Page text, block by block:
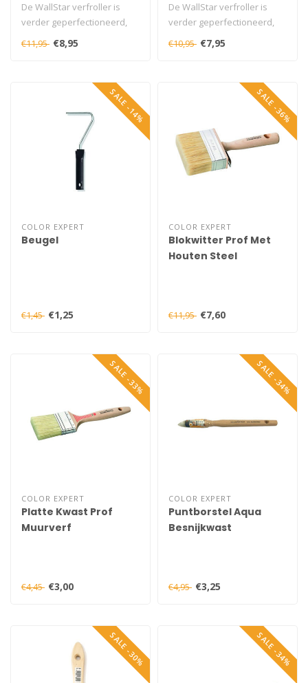
De WallStar verfroller is
verder geperfectioneerd,
zodat doe-het-zelvers ook
op ..
€11,95 €8,95
De WallStar verfroller is
verder geperfectioneerd,
zodat doe-het-zelvers ook
op ..
€10,95 €7,95
SALE -14%
COLOR EXPERT
Beugel
€1,45 €1,25
SALE -36%
COLOR EXPERT
Blokwitter Prof Met
Houten Steel
€11,95 €7,60
SALE -33%
COLOR EXPERT
Platte Kwast Prof
Muurverf
€4,45 €3,00
SALE -34%
COLOR EXPERT
Puntborstel Aqua
Besnijkwast
€4,95 €3,25
SALE -30% SALE -34%